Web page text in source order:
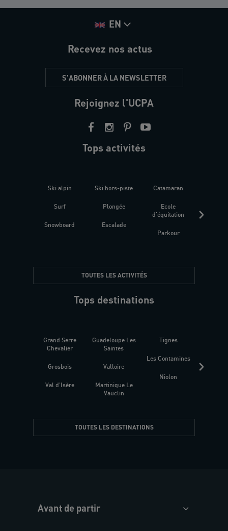
EN
Recevez nos actus
S'ABONNER À LA NEWSLETTER
Rejoignez l'UCPA
Tops activités
Ski alpin
Surf
Snowboard
Ski hors-piste
Plongée
Escalade
Catamaran
Ecole
d'équitation
Parkour
TOUTES LES ACTIVITÉS
Tops destinations
Grand Serre
Chevalier
Grosbois
Val d'Isère
Guadeloupe Les
Saintes
Valloire
Martinique Le
Vauclin
Tignes
Les Contamines
Niolon
TOUTES LES DESTINATIONS
Avant de partir